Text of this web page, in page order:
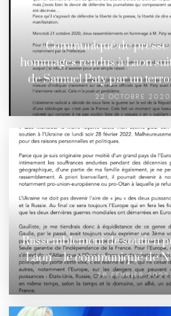
Communiqué de
hommages rendus à Laon
de Samuel Paty par un
22 OCTOBRE 2020
Rassemblement de soutien
Laon – le communiqué de
28 FÉVRIER 2022